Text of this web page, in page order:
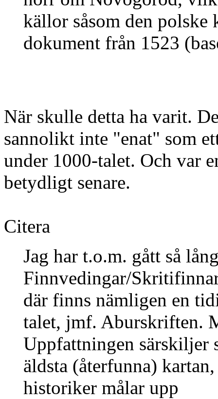
källor såsom den
dokument från 1523
När skulle detta ha varit.
sannolikt inte "enat" som
under 1000-talet. Och var
betydligt senare.
Citera
Jag har t.o.m. gått så
Finnvedingar/
där finns nämligen en
talet, jmf. Aburskriften.
Uppfattningen särskiljer
äldsta (återfunna)
historiker målar upp